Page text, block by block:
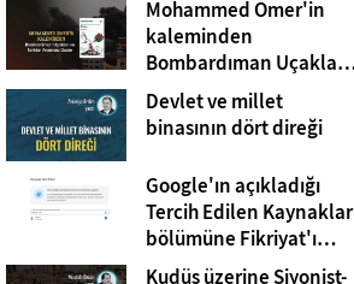
Mohammed Omer'in
kaleminden
Bombardıman Uçakları
ve Tanklar Arasında
Gazze
Devlet ve millet
binasının dört direği
Google'ın açıkladığı
Tercih Edilen Kaynaklar
bölümüne Fikriyat'ı
eklemeyi unutmayın!
Kudüs üzerine Siyonist-